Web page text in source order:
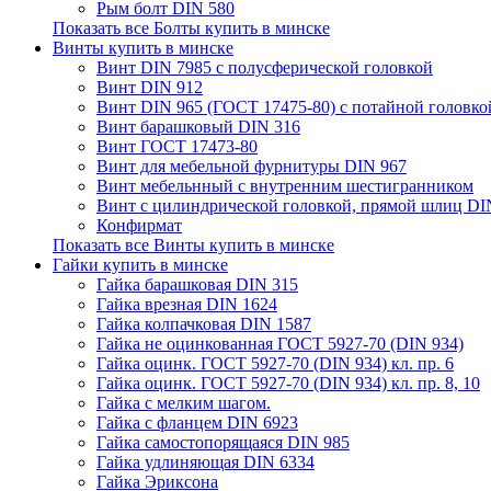
Рым болт DIN 580
Показать все Болты купить в минске
Винты купить в минске
Винт DIN 7985 с полусферической головкой
Винт DIN 912
Винт DIN 965 (ГОСТ 17475-80) с потайной
Винт барашковый DIN 316
Винт ГОСТ 17473-80
Винт для мебельной фурнитуры DIN 967
Винт мебельнный с внутренним шестигранником
Винт с цилиндрической головкой, прямой шлиц
Конфирмат
Показать все Винты купить в минске
Гайки купить в минске
Гайка барашковая DIN 315
Гайка врезная DIN 1624
Гайка колпачковая DIN 1587
Гайка не оцинкованная ГОСТ 5927-70 (DIN 934)
Гайка оцинк. ГОСТ 5927-70 (DIN 934) кл. пр. 6
Гайка оцинк. ГОСТ 5927-70 (DIN 934) кл. пр. 8, 10
Гайка с мелким шагом.
Гайка с фланцем DIN 6923
Гайка самостопорящаяся DIN 985
Гайка удлиняющая DIN 6334
Гайка Эриксона